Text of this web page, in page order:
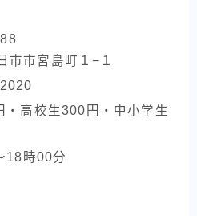
市市宮島町１−１
・高校生300円・中小学生
18時00分